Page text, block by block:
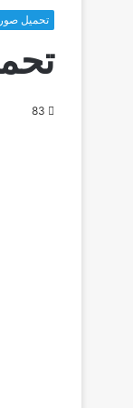
تحميل صور
83